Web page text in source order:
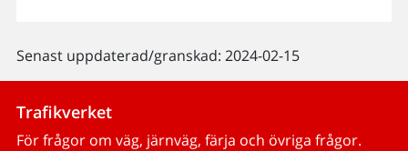
Senast uppdaterad/granskad: 2024-02-15
Trafikverket
För frågor om väg, järnväg, färja och övriga frågor.